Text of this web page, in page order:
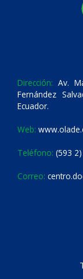
Dirección: Av.
Fernández
Ecuador.
Web:
Teléfono: (593
Correo: